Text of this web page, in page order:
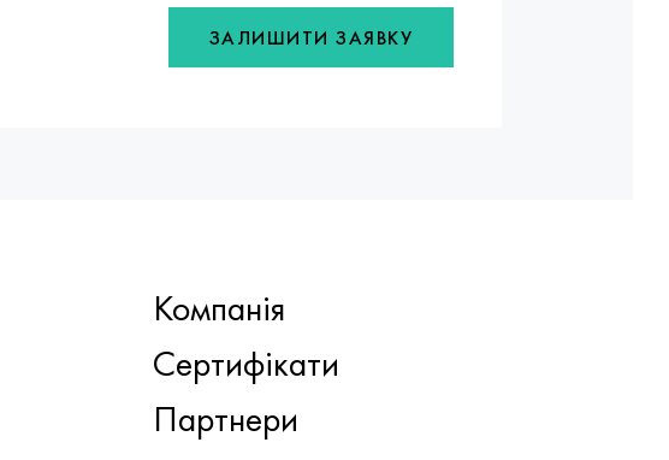
ЗАЛИШИТИ ЗАЯВКУ
Компанія
Сертифікати
Партнери